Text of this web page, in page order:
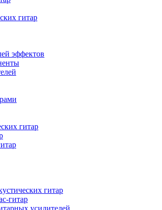
гитар
эффектов
гитар
гитар
гитар
усилителей